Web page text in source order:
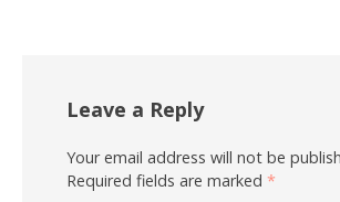
Leave a Reply
Your email address will not be
Required fields are marked *